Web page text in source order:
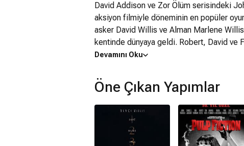
David Addison ve Zor Ölüm serisindeki
aksiyon filmiyle döneminin en popüler
asker David Willis ve Alman Marlene
kentinde dünyaya geldi. Robert, David ve
babasının ordudan ayrılmasıyla ABD'ye
Kekeme olduğu için sahnede kendini
nükleer santralde çalıştı, dedektiflik
ünlü oyuncu, Montclair State
ayrılarak New York'a yerleşti. Burada
barmenlik gibi farklı işlerde çalışarak
daha fazla fırsat aradı. Miami Vice ve
Devamını Oku
Öne Çıkan Yapımlar